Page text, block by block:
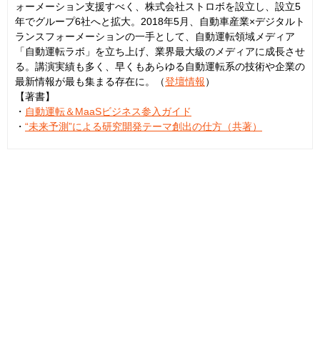
ォーメーション支援すべく、株式会社ストロボを設立し、設立5
年でグループ6社へと拡大。2018年5月、自動車産業×デジタルト
ランスフォーメーションの一手として、自動運転領域メディア
「自動運転ラボ」を立ち上げ、業界最大級のメディアに成長させ
る。講演実績も多く、早くもあらゆる自動運転系の技術や企業の
最新情報が最も集まる存在に。（登壇情報）
【著書】
・ 自動運転＆MaaSビジネス参入ガイド
・ “未来予測”による研究開発テーマ創出の仕方（共著）